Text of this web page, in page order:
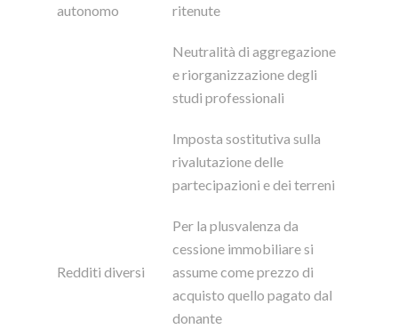
autonomo
ritenute
Neutralità di aggregazione
e riorganizzazione degli
studi professionali
Redditi diversi
Imposta sostitutiva sulla
rivalutazione delle
partecipazioni e dei terreni
Per la plusvalenza da
cessione immobiliare si
assume come prezzo di
acquisto quello pagato dal
donante